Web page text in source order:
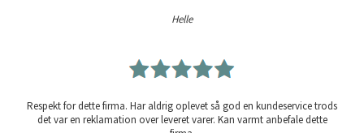
Helle
Respekt for dette firma. Har aldrig oplevet så god en kundeservice trods
det var en reklamation over leveret varer. Kan varmt anbefale dette